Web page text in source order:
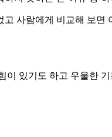
사람에게 비교해 보
이 있기도 하고 우울한